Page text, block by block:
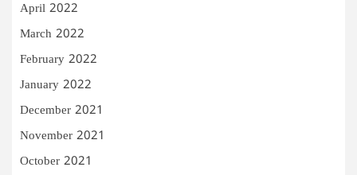
April 2022
March 2022
February 2022
January 2022
December 2021
November 2021
October 2021